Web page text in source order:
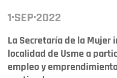
1·SEP·2022
La Secretaría de la Mujer
localidad de Usme a
empleo y